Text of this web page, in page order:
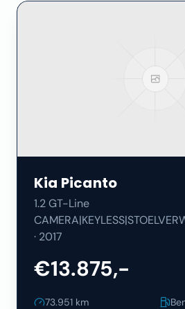
Kia Picanto
1.2 GT-Line
· 2017
€13.875,-
73.951 km